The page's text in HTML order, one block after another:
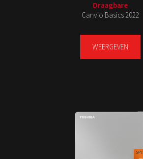
Draagbare
Canvio Basics 2022
WEERGEVEN